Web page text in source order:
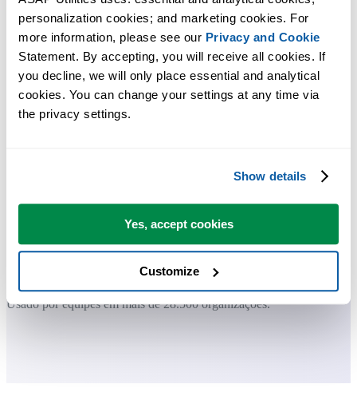
personalization cookies; and marketing cookies. For
more information, please see our Privacy and Cookie
Statement. By accepting, you will receive all cookies. If
you decline, we will only place essential and analytical
cookies. You can change your settings at any time via
the privacy settings.
Show details
Yes, accept cookies
Customize
Ferramentas práticas que muitos usuários do Excel gostariam de ter
Excel.
Economize tempo no Excel. Simples assim.
O ASAP Utilities ajuda você a economizar tempo e fazer coisas que o
Excel por si só não consegue fazer.
Você pode começar imediatamente. Não é necessário treinamento.
A maioria dos usuários começa com algumas ferramentas. Muitos
passam a usar o ASAP Utilities diariamente.
Usado por equipes em mais de 28.500 organizações.